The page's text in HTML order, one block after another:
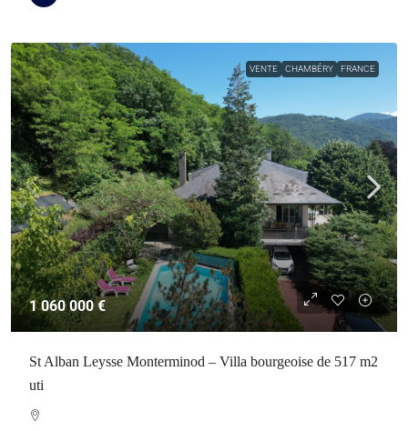
VENTE CHAMBÉRY FRANCE
1 060 000 €
St Alban Leysse Monterminod – Villa bourgeoise de 517 m2
uti